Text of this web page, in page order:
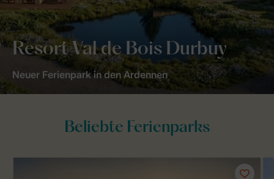
Resort Val de Bois Durbuy
Neuer Ferienpark in den Ardennen